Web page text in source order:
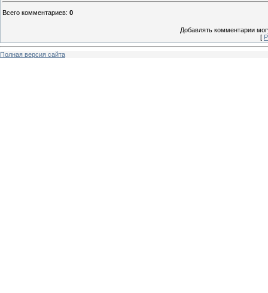
Всего комментариев: 0
Добавлять комментарии
[
Полная версия сайта